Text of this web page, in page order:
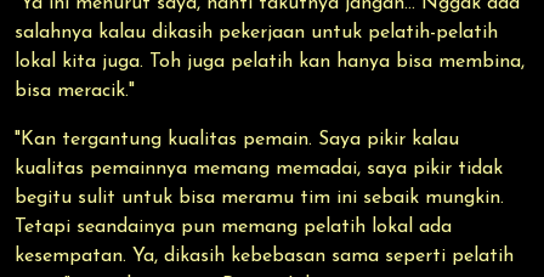
salahnya kalau dikasih pekerjaan untuk pelatih-pelatih
lokal kita juga. Toh juga pelatih kan hanya bisa membina,
bisa meracik."
"Kan tergantung kualitas pemain. Saya pikir kalau
kualitas pemainnya memang memadai, saya pikir tidak
begitu sulit untuk bisa meramu tim ini sebaik mungkin.
Tetapi seandainya pun memang pelatih lokal ada
kesempatan. Ya, dikasih kebebasan sama seperti pelatih